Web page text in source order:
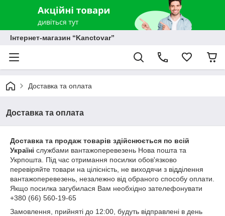
Інтернет-магазин “Kanctovar”
Доставка та оплата
Доставка та оплата
Доставка та продаж товарів здійснюється по всій
Україні службами вантажоперевезень Нова пошта та
Укрпошта. Під час отримання посилки обов'язково
перевіряйте товари на цілісність, не виходячи з відділення
вантажоперевезень, незалежно від обраного способу оплати.
Якщо посилка загубилася Вам необхідно зателефонувати
+380 (66) 560-19-65
Замовлення, прийняті до 12:00, будуть відправлені в день